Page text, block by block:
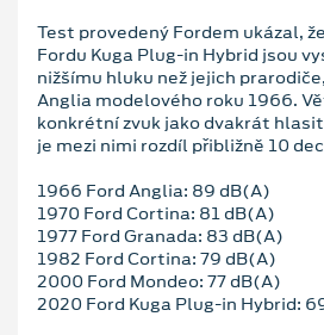
Test provedený Fordem ukázal,
Fordu Kuga Plug-in Hybrid jsou
nižšímu hluku než jejich
Anglia modelového roku 1966.
konkrétní zvuk jako dvakrát
je mezi nimi rozdíl přibližně 10
1966 Ford Anglia: 89 dB(A)
1970 Ford Cortina: 81 dB(A)
1977 Ford Granada: 83 dB(A)
1982 Ford Cortina: 79 dB(A)
2000 Ford Mondeo: 77 dB(A)
2020 Ford Kuga Plug-in Hybrid: